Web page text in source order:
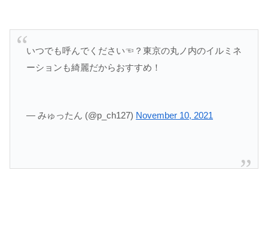
いつでも呼んでください☜？東京の丸ノ内のイルミネ
ーションも綺麗だからおすすめ！
— みゅったん (@p_ch127) November 10, 2021